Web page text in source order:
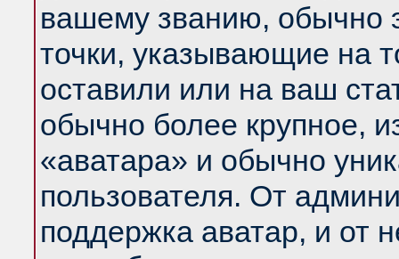
вашему званию, обычно
точки, указывающие на
оставили или на ваш
обычно более крупное,
«аватара» и обычно
пользователя. От
поддержка аватар, и от